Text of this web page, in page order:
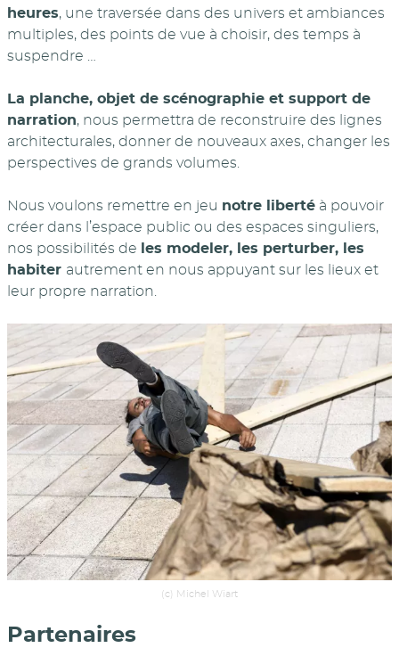
heures, une traversée dans des univers et ambiances
multiples, des points de vue à choisir, des temps à
suspendre …
La planche, objet de scénographie et support de
narration, nous permettra de reconstruire des lignes
architecturales, donner de nouveaux axes, changer les
perspectives de grands volumes.
Nous voulons remettre en jeu notre liberté à pouvoir
créer dans l’espace public ou des espaces singuliers,
nos possibilités de
les modeler, les perturber, les
habiter autrement en nous appuyant sur les lieux et
leur propre narration.
(c) Michel Wiart
Partenaires